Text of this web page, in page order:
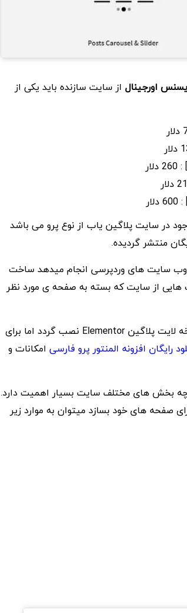
اورجینال از سایت سازنده باید یکی از
در سایت پلاگین یاب از نوع پرو می باشد
منتشر گردیده.
وب سایت های وردپرسی انجام میدهد ساخت
از سایت که بسته به صفحه ی مورد نظر
گرچه افزونه محتوای پویا برای کارکرد میتواند در کنار نسخه لایت پلاگین Elementor نصب گردد اما برای
رایگان افزونه المنتور پرو فارسی امکانات و
بخش های مختلف سایت بسیار اهمیت دارد.
صفحه های خود بسازد میتوان به موارد زیر